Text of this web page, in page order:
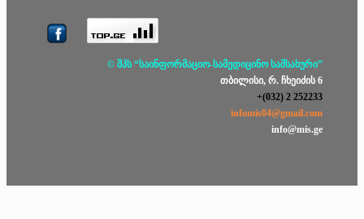
© შპს “საინფორმაციო-სამედიცინო სამსახური”
თბილისი, რ. ჩხეიძის 6
+(032) 2 252233
infomis04@gmail.com
info@mis.ge